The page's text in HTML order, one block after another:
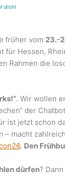
früher vom 23.-
Hessen,
Rahmen die
. Wir wollen
der
ist jetzt schon
macht
. Den
dürfen?